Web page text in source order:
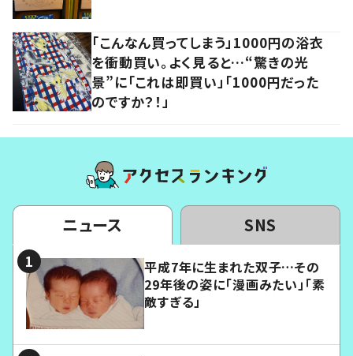
「こんなん買ってしまう」1000円の浴衣
を衝動買い。よく見ると…“驚きの光
景”に「これは即買い」「1000円だった
のですか？！」
ニュース SNS
平成7年に生まれた双子…その
29年後の姿に「漫画みたい」「素
敵すぎる」